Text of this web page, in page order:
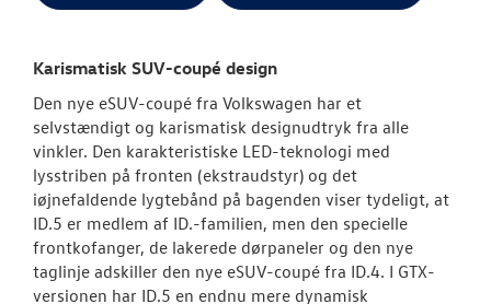
ID. Cross
ID. Buzz
T-Roc
Karismatisk SUV-coupé design
Den nye eSUV-coupé fra Volkswagen har et
selvstændigt og karismatisk designudtryk fra alle
vinkler. Den karakteristiske LED-teknologi med
lysstriben på fronten (ekstraudstyr) og det
iøjnefaldende lygtebånd på bagenden viser tydeligt, at
ID.5 er medlem af ID.-familien, men den specielle
frontkofanger, de lakerede dørpaneler og den nye
taglinje adskiller den nye eSUV-coupé fra ID.4. I GTX-
versionen har ID.5 en endnu mere dynamisk